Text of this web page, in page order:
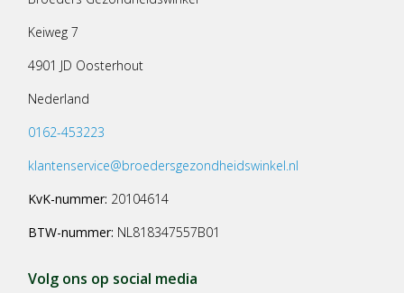
Keiweg 7
4901 JD Oosterhout
Nederland
0162-453223
klantenservice@broedersgezondheidswinkel.nl
KvK-nummer: 20104614
BTW-nummer: NL818347557B01
Volg ons op social media